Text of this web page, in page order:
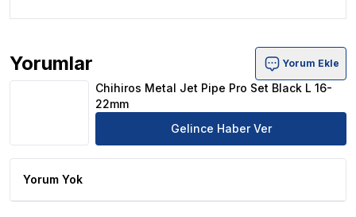
Yorumlar
Chihiros Metal Jet Pipe Pro Set Black L 16-22mm Ürün
Yorum Ekle
Chihiros Metal Jet Pipe Pro Set Black L 16-
22mm
Gelince Haber Ver
Yorum Yok